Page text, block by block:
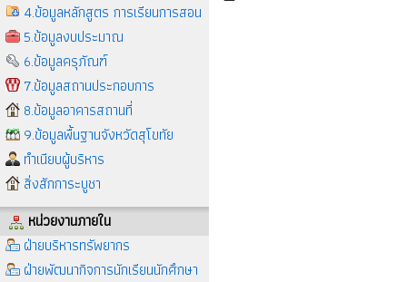
4.ข้อมูลหลักสูตร การเรียนการสอน
5.ข้อมูลงบประมาณ
6.ข้อมูลครุภัณฑ์
7.ข้อมูลสถานประกอบการ
8.ข้อมูลอาคารสถานที่
9.ข้อมูลพื้นฐานจังหวัดสุโขทัย
ทำเนียบผู้บริหาร
สิ่งสักการะบูชา
หน่วยงานภายใน
ฝ่ายบริหารทรัพยากร
ฝ่ายพัฒนากิจการนักเรียนนักศึกษา